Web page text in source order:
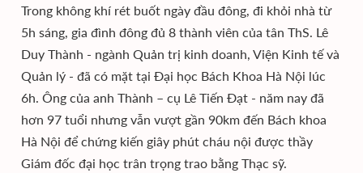
Trong không khí rét buốt ngày đầu đông, đi khỏi nhà từ
5h sáng, gia đình đông đủ 8 thành viên của tân ThS. Lê
Duy Thành - ngành Quản trị kinh doanh, Viện Kinh tế và
Quản lý - đã có mặt tại Đại học Bách Khoa Hà Nội lúc
6h. Ông của anh Thành – cụ Lê Tiến Đạt - năm nay đã
hơn 97 tuổi nhưng vẫn vượt gần 90km đến Bách khoa
Hà Nội để chứng kiến giây phút cháu nội được thầy
Giám đốc đại học trân trọng trao bằng Thạc sỹ.